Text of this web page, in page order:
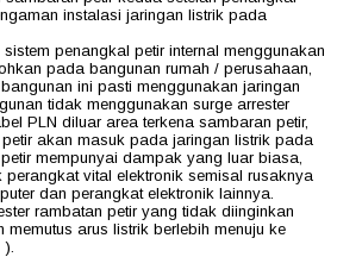
instalasi jaringan listrik pada
penangkal petir internal menggunakan
pada bangunan rumah / perusahaan,
ini pasti menggunakan jaringan
tidak menggunakan surge arrester
PLN diluar area terkena sambaran petir,
akan masuk pada jaringan listrik pada
mempunyai dampak yang luar biasa,
vital elektronik semisal rusaknya
dan perangkat elektronik lainnya.
rambatan petir yang tidak diinginkan
arus listrik berlebih menuju ke